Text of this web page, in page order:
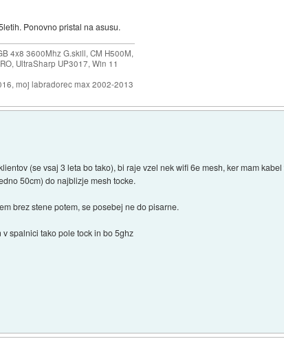
Ponovno pristal na asusu.
4x8 3600Mhz G.skill, CM H500M,
UltraSharp UP3017, Win 11
moj labradorec max 2002-2013
(se vsaj 3 leta bo tako), bi raje vzel nek wifi 6e mesh, ker mam
50cm) do najblizje mesh tocke.
brez stene potem, se posebej ne do pisarne.
spalnici tako pole tock in bo 5ghz